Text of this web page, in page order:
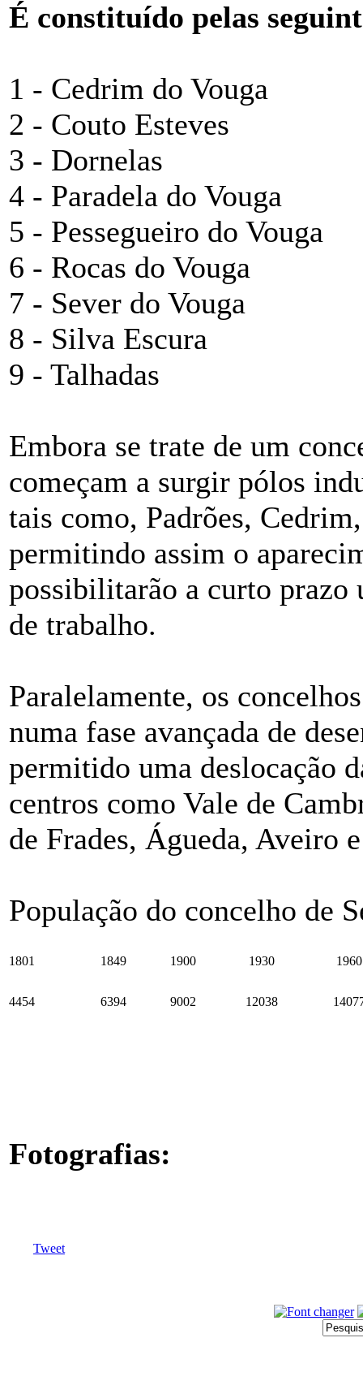
É constituído pelas
1 - Cedrim do Vouga
2 - Couto Esteves
3 - Dornelas
4 - Paradela do Vouga
5 - Pessegueiro do Vouga
6 - Rocas do Vouga
7 - Sever do Vouga
8 - Silva Escura
9 - Talhadas
Embora se trate de um
começam a surgir pólos
tais como, Padrões,
permitindo assim o
possibilitarão a curto prazo
de trabalho.
Paralelamente, os
numa fase avançada de
permitido uma deslocação
centros como Vale de
de Frades, Águeda, Aveiro
População do concelho de
1801 1849 1900 1930 1960
4454 6394 9002 12038
Fotografias:
Tweet